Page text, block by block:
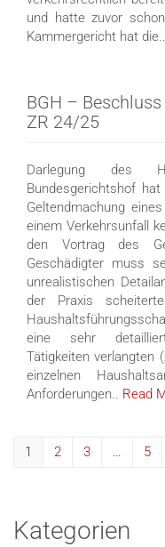
und hatte zuvor
Kammergericht hat die..
BGH –
ZR 24/25
Darlegung des
Bundesgerichtshof
Geltendmachung
einem Verkehrsunfall
den Vortrag des
Geschädigter muss
unrealistischen
der Praxis
eine sehr
Tätigkeiten verlangten
einzelnen
Anforderungen.. Read
1 2 3 … 5
Kategorien